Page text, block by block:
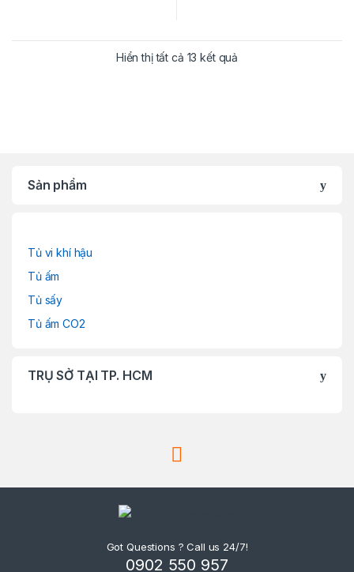
Hiển thị tất cả 13 kết quả
Sản phẩm
Tủ vi khí hậu
Tủ ấm
Tủ sấy
Tủ ấm CO2
TRỤ SỞ TẠI TP. HCM
Got Questions ? Call us 24/7!
0902 550 957